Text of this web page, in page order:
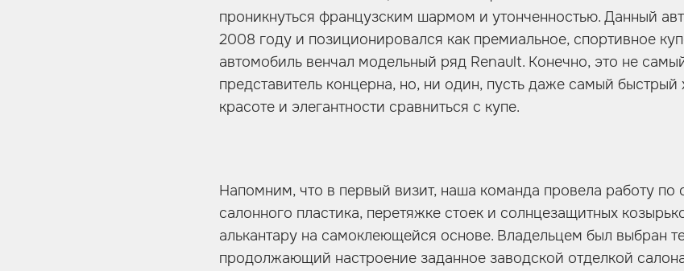
проникнуться французским шармом и утонченностью. Данный
2008 году и позиционировался как премиальное, спортивное
автомобиль венчал модельный ряд Renault. Конечно, это не
представитель концерна, но, ни один, пусть даже самый быстрый
красоте и элегантности сравниться с купе.
Напомним, что в первый визит, наша команда провела работу по
салонного пластика, перетяжке стоек и солнцезащитных
алькантару на самоклеющейся основе. Владельцем был выбран
продолжающий настроение заданное заводской отделкой